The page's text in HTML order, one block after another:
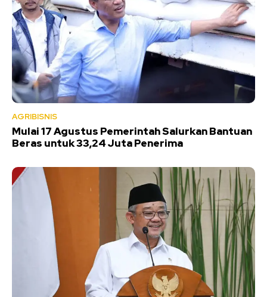
AGRIBISNIS
Mulai 17 Agustus Pemerintah Salurkan Bantuan
Beras untuk 33,24 Juta Penerima